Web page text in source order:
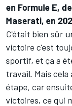
en Formule E,
Maserati, en
C'était bien sûr
victoire c'est
sportif, et ça a
travail. Mais cela
étape, car
victoires, ce qui